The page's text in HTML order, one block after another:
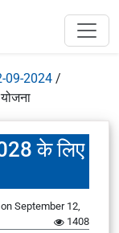
09-2024 /
के लिए
September 12,
1408